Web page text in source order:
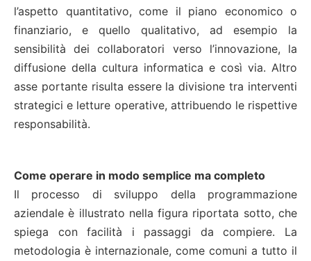
l’aspetto quantitativo, come il piano economico o
finanziario, e quello qualitativo, ad esempio la
sensibilità dei collaboratori verso l’innovazione, la
diffusione della cultura informatica e così via. Altro
asse portante risulta essere la divisione tra interventi
strategici e letture operative, attribuendo le rispettive
responsabilità.
Come operare in modo semplice ma completo
Il processo di sviluppo della programmazione
aziendale è illustrato nella figura riportata sotto, che
spiega con facilità i passaggi da compiere. La
metodologia è internazionale, come comuni a tutto il